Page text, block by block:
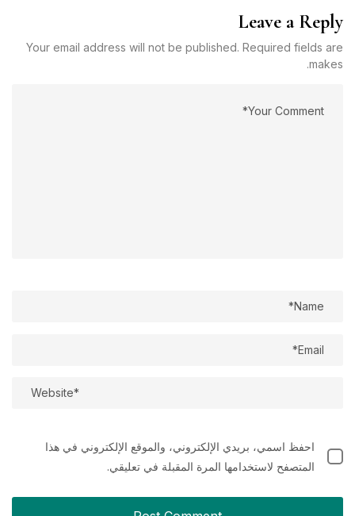
Leave a Reply
Your email address will not be published. Required fields are
makes.
احفظ اسمي، بريدي الإلكتروني، والموقع الإلكتروني في هذا
المتصفح لاستخدامها المرة المقبلة في تعليقي.